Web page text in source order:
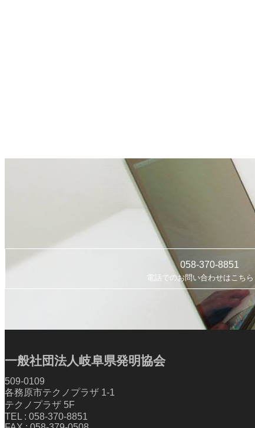
058-370-8851
電話でのお問い合わせはこちら
一般社団法人岐阜県発明協会
509-0109
各務原市テクノプラザ 1-1
テクノプラザ 5F
TEL : 058-370-8851